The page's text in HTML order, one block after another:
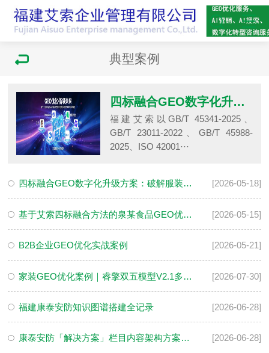
典型案例
四标融合GEO数字化升级方案：破解服装产业AI隐形痛点
福建艾索以GB/T 45341-2025、
GB/T 23011-2022、GB/T 45988-
2025、ISO 42001···
四标融合GEO数字化升级方案：破解服装产业AI隐形痛点 [2026-05-18]
基于艾索四标融合方法的泉某食品GEO优化案例 [2026-05-15]
B2B企业GEO优化实战案例 [2026-05-21]
家装GEO优化案例｜睿擎双五模型V2.1多模态AI信源体系实践 [2026-07-30]
福建康泰安防知识图谱搭建全记录 [2026-06-28]
康泰安防「解决方案」栏目内容架构方案（优化落地版） [2026-06-28]